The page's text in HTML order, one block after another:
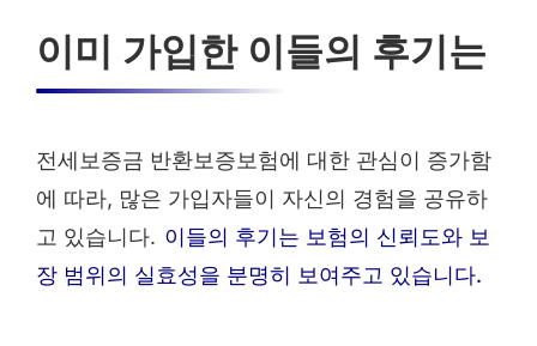
이미 가입한 이들의 후기는
전세보증금 반환보증보험에 대한 관심이 증가함
에 따라, 많은 가입자들이 자신의 경험을 공유하
고 있습니다. 이들의 후기는 보험의 신뢰도와 보
장 범위의 실효성을 분명히 보여주고 있습니다.